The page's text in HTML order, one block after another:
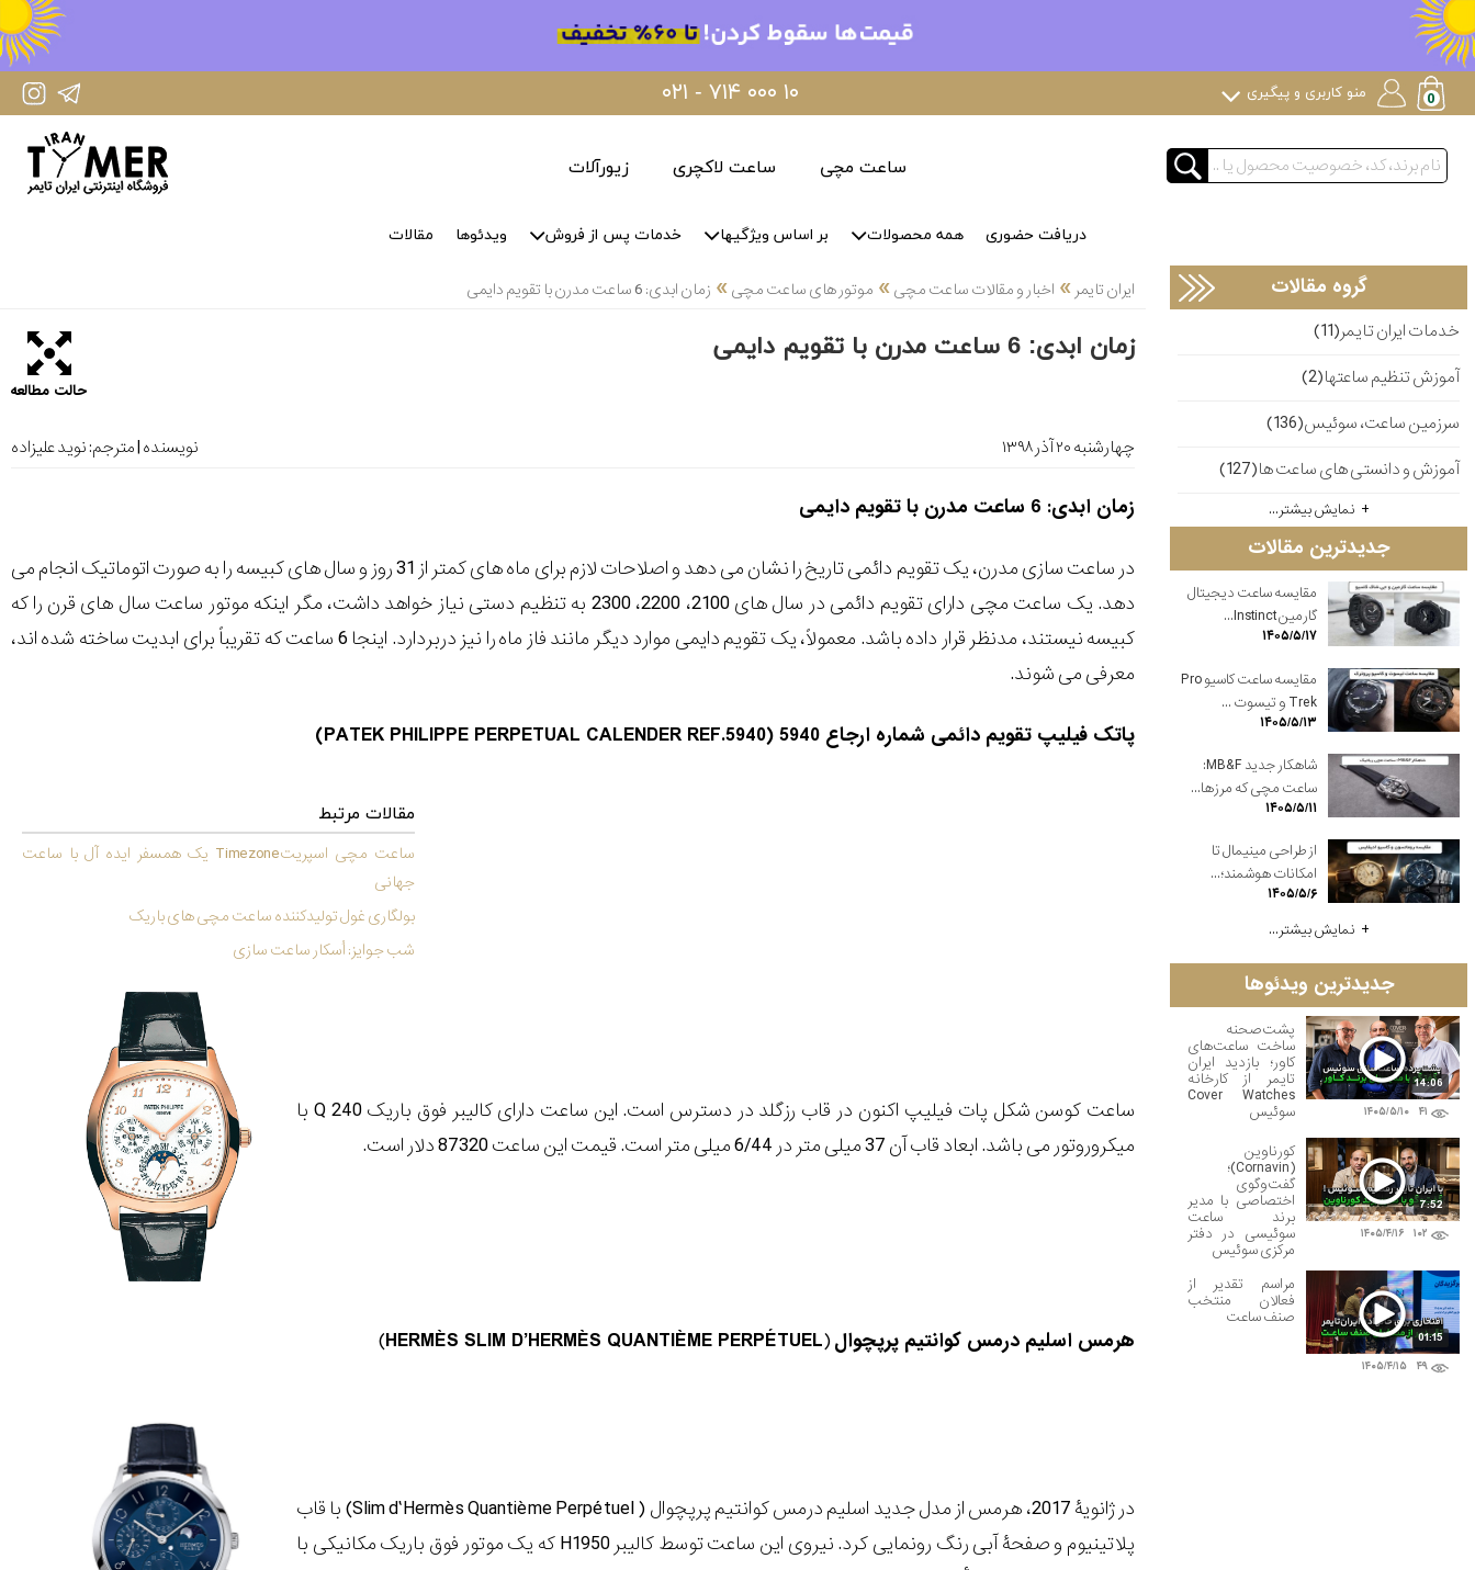
IranTimer Instagram Page ۰۲۱ - ۷۱۴ ۰۰۰ ۱۰ منو کاربری و پیگیری
ساعت مچی ساعت لاکچری زیورآلات
دریافت حضوری همه محصولات بر اساس ویژگیها خدمات پس از فروش ویدئوها مقالات
ایران تایمر » اخبار و مقالات ساعت مچی» موتور های ساعت مچی» زمان ابدی: 6 ساعت مدرن با تقویم دایمی
زمان ابدی: 6 ساعت مدرن با تقویم دایمی
حالت مطالعه
چهارشنبه ۲۰ آذر ۱۳۹۸ نویسنده | مترجم:نوید علیزاده
زمان ابدی: 6 ساعت مدرن با تقویم دایمی
در ساعت سازی مدرن، یک تقویم دائمی تاریخ را نشان می دهد و اصلاحات لازم برای ماه های کمتر از 31 روز و سال های کبیسه را به صورت اتوماتیک انجام می
دهد. یک ساعت مچی دارای تقویم دائمی در سال های 2100، 2200، 2300 به تنظیم دستی نیاز خواهد داشت، مگر اینکه موتور ساعت سال های قرن را که
کبیسه نیستند، مدنظر قرار داده باشد. معمولاً، یک تقویم دایمی موارد دیگر مانند فاز ماه را نیز دربردارد. اینجا 6 ساعت که تقریباً برای ابدیت ساخته شده اند،
معرفی می شوند.
پاتک فیلیپ تقویم دائمی شماره ارجاع 5940 ( PATEK PHILIPPE PERPETUAL CALENDER REF.5940
)
مقالات مرتبط
ساعت مچی اسپریتTimezone یک همسفر ایده آل با ساعت
جهانی
بولگاری غول تولیدکننده ساعت مچی های باریک
شب جوایز: اُسکار ساعت سازی
ساعت کوسن شکل پات فیلیپ اکنون در قاب رزگلد در دسترس است. این ساعت دارای کالیبر فوق باریک 240 Q با
میکروروتور می باشد. ابعاد قاب آن 37 میلی متر در 6/44 میلی متر است. قیمت این ساعت 87320 دلار است.
هرمس اسلیم درمس کوانتیم پرپچوال(
HERMÈS SLIM D’HERMÈS QUANTIÈME PERPÉTUEL
)
در ژانویۀ 2017، هرمس از مدل جدید اسلیم درمس کوانتیم پرپچوال ( Slim d’Hermès Quantième Perpétuel) با قاب
پلاتینیوم و صفحۀ آبی رنگ رونمایی کرد. نیروی این ساعت توسط کالیبر H1950 که یک موتور فوق باریک مکانیکی با
گروه مقالات
خدمات ایران تایمر(11)
آموزش تنظیم ساعتها(2)
سرزمین ساعت، سوئیس(136)
آموزش و دانستی های ساعت ها(127)
نمایش بیشتر...
جدیدترین مقالات
مقایسه ساعت دیجیتال
گارمین Instinct...
۱۴۰۵/۵/۱۷
مقایسه ساعت کاسیو Pro
Trek و تیسوت ...
۱۴۰۵/۵/۱۳
شاهکار جدید MB&F:
ساعت مچی که مرزها...
۱۴۰۵/۵/۱۱
از طراحی مینیمال تا
امکانات هوشمند؛...
۱۴۰۵/۵/۶
نمایش بیشتر...
جدیدترین ویدئوها
۴۱ ۱۴۰۵/۵/۱۰
14:06
پشت‌صحنه
ساخت ساعت‌های
کاور؛ بازدید ایران
تایمر از کارخانه
Cover Watches
سوئیس
۱۰۲ ۱۴۰۵/۴/۱۶
7:52
کورناوین
(Cornavin)؛
گفت‌وگوی
اختصاصی با مدیر
برند ساعت
سوئیسی در دفتر
مرکزی سوئیس
۴۹ ۱۴۰۵/۴/۱۵
01:15
مراسم تقدیر از
فعالان منتخب
صنف ساعت